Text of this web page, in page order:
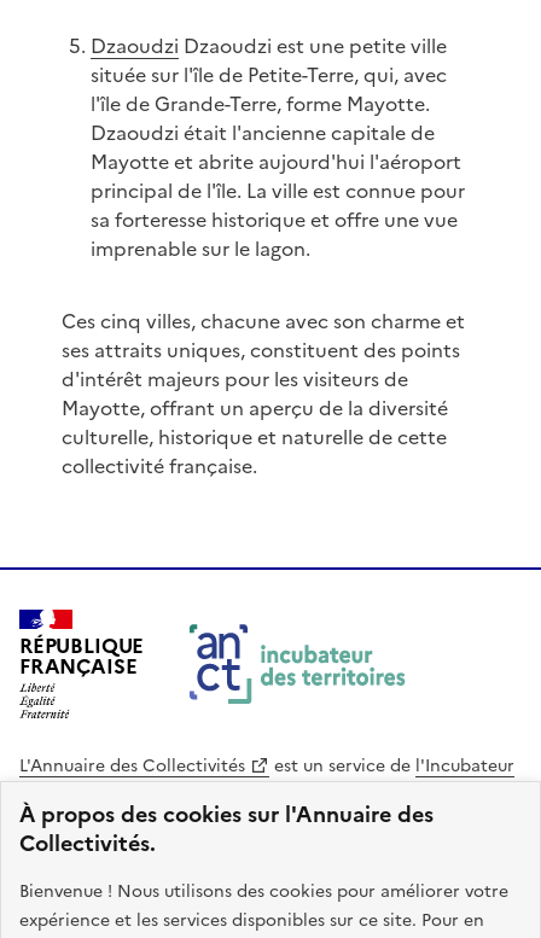
À propos des cookies sur l'Annuaire des
Collectivités.
Bienvenue ! Nous utilisons des cookies pour améliorer votre
expérience et les services disponibles sur ce site. Pour en
Dzaoudzi Dzaoudzi est une petite ville
située sur l'île de Petite-Terre, qui, avec
l'île de Grande-Terre, forme Mayotte.
Dzaoudzi était l'ancienne capitale de
Mayotte et abrite aujourd'hui l'aéroport
principal de l'île. La ville est connue pour
sa forteresse historique et offre une vue
imprenable sur le lagon.
Ces cinq villes, chacune avec son charme et
ses attraits uniques, constituent des points
d'intérêt majeurs pour les visiteurs de
Mayotte, offrant un aperçu de la diversité
culturelle, historique et naturelle de cette
collectivité française.
RÉPUBLIQUE
FRANÇAISE
L'Annuaire des Collectivités est un service de l'Incubateur
des Territoires
Cohésion des Territoires
. Le code source de ce site web
est disponible en licence libre. Le design de ce site est conçu
avec le système de design de l’État.